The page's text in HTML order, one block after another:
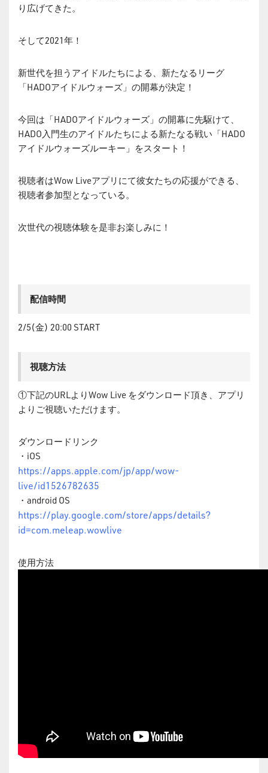
り広げてきた。
そして2021年！
新世代を担うアイドルたちによる、新たなるリーグ
「HADOアイドルウォーズ」の開幕が決定！
今回は「HADOアイドルウォーズ」の開幕に先駆けて、
HADO入門生のアイドルたちによる新たなる戦い「HADO
アイドルウォーズルーキー」をスタート！
視聴者はWow Liveアプリにて彼女たちの応援ができる、
視聴者参加型となっている。
次世代の視聴体験を是非お楽しみに！
配信時間
2/5(金) 20:00 START
視聴方法
①下記のURLよりWow Live をダウンロード頂き、アプリ
よりご視聴いただけます。
ダウンロードリンク
・iOS
https://apps.apple.com/jp/app/wow-
live/id1526782635
・android OS
https://play.google.com/store/apps/details?
id=com.meleap.wowlive
使用方法